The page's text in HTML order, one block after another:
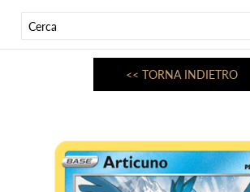
<< TORNA INDIETRO